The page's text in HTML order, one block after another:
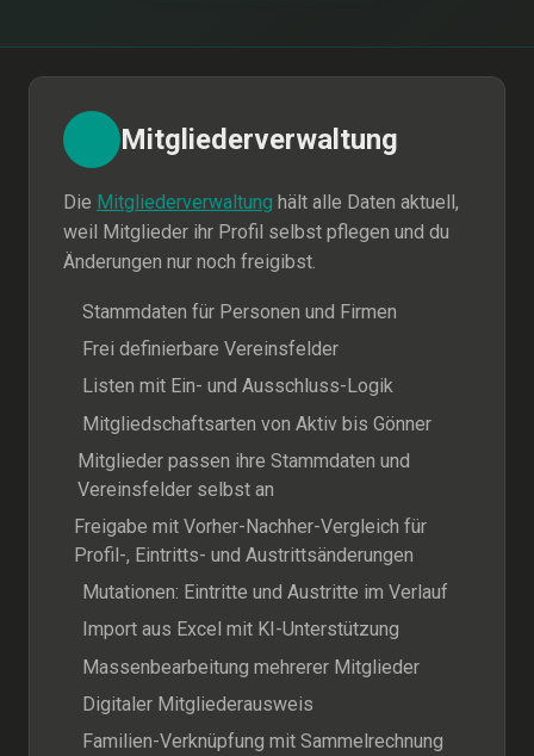
Mitgliederverwaltung
Die Mitgliederverwaltung hält alle Daten aktuell,
weil Mitglieder ihr Profil selbst pflegen und du
Änderungen nur noch freigibst.
Stammdaten für Personen und Firmen
Frei definierbare Vereinsfelder
Listen mit Ein- und Ausschluss-Logik
Mitgliedschaftsarten von Aktiv bis Gönner
Mitglieder passen ihre Stammdaten und
Vereinsfelder selbst an
Freigabe mit Vorher-Nachher-Vergleich für
Profil-, Eintritts- und Austrittsänderungen
Mutationen: Eintritte und Austritte im Verlauf
Import aus Excel mit KI-Unterstützung
Massenbearbeitung mehrerer Mitglieder
Digitaler Mitgliederausweis
Familien-Verknüpfung mit Sammelrechnung